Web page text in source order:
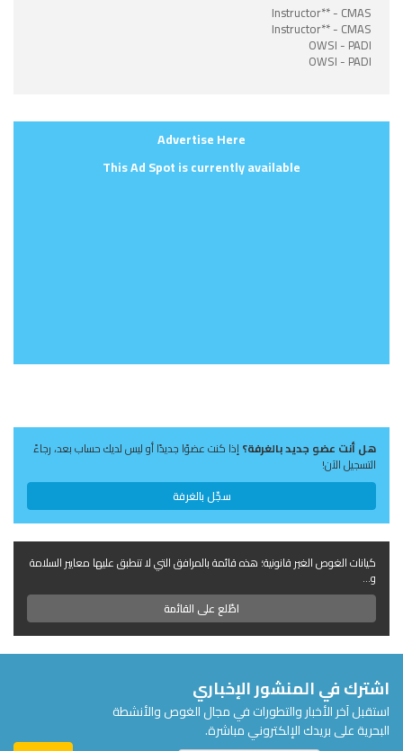
Instructor** - CMAS
Instructor** - CMAS
OWSI - PADI
OWSI - PADI
Advertise Here
This Ad Spot is currently available
هل أنت عضو جديد بالغرفة؟إذا كنت عضوًا جديدًا أو ليس لديك حساب بعد، رجاءً
التسجيل الآن!
سجّل بالغرفة
كيانات الغوص الغير قانونية؛ هذه قائمة بالمرافق التي لا تنطبق عليها معايير السلامة
و...
اطّلع على القائمة
اشترك في المنشور الإخباري
استقبل آخر الأخبار والتطورات في مجال الغوص والأنشطة
البحرية على بريدك الإلكتروني مباشرة.